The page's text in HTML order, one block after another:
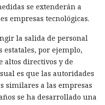
se extenderán a
empresas tecnológicas.
la salida de personal
estatales, por ejemplo,
altos directivos y de
es que las autoridades
similares a las empresas
se ha desarrollado una